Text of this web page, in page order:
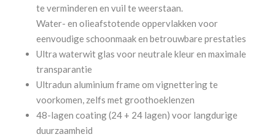
te verminderen en vuil te weerstaan.
Water- en olieafstotende oppervlakken voor
eenvoudige schoonmaak en betrouwbare prestaties
Ultra waterwit glas voor neutrale kleur en maximale
transparantie
Ultradun aluminium frame om vignettering te
voorkomen, zelfs met groothoeklenzen
48-lagen coating (24 + 24 lagen) voor langdurige
duurzaamheid